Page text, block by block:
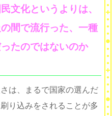
文化というよりは、
間で流行った、一種
たのではないのか
は、まるで国家の選んだ
り込みをされることが多